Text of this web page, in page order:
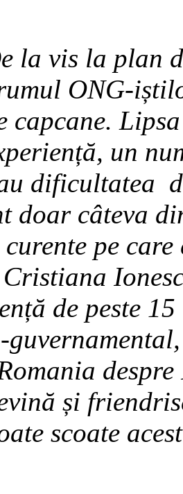
la vis la plan
ONG-
capcane.
un
dificultatea
doar câteva
pe care
de peste
și
scoate